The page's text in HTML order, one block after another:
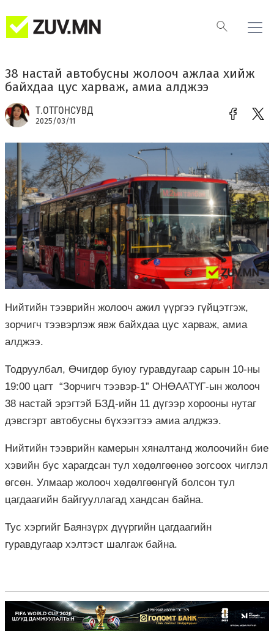
38 настай автобусны жолооч ажлаа хийж
байхдаа цус харваж, амиа алджээ
Т.ОТГОНСУВД
2025/03/11
Нийтийн тээврийн жолооч ажил үүргээ гүйцэтгэж,
зорчигч тээвэрлэж явж байхдаа цус харваж, амиа
алджээ.
Тодруулбал, Өчигдөр буюу гуравдугаар сарын 10-ны
19:00 цагт “Зорчигч тээвэр-1” ОНӨААТҮГ-ын жолооч
38 настай эрэгтэй БЗД-ийн 11 дүгээр хорооны нутаг
дэвсгэрт автобусны бүхээгтээ амиа алджээ.
Нийтийн тээврийн камерын хяналтанд жолоочийн бие
хэвийн бус харагдсан тул хөдөлгөөнөө зогсоох чиглэл
өгсөн. Улмаар жолооч хөдөлгөөнгүй болсон тул
цагдаагийн байгууллагад хандсан байна.
Тус хэргийг Баянзүрх дүүргийн цагдаагийн
гуравдугаар хэлтэст шалгаж байна.